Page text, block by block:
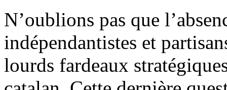
N’oublions pas que
indépendantistes et
lourds fardeaux